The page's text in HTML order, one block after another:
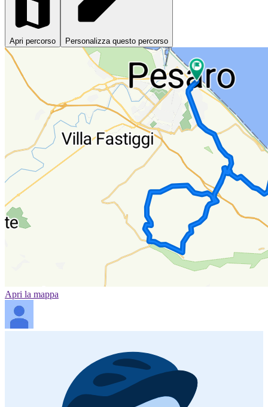
Apri percorso Personalizza questo percorso
Apri la mappa